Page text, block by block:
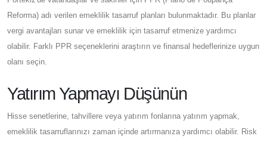
Reforma) adı verilen emeklilik tasarruf planları bulunmaktadır. Bu planlar
vergi avantajları sunar ve emeklilik için tasarruf etmenize yardımcı
olabilir. Farklı PPR seçeneklerini araştırın ve finansal hedeflerinize uygun
olanı seçin.
Yatırım Yapmayı Düşünün
Hisse senetlerine, tahvillere veya yatırım fonlarına yatırım yapmak,
emeklilik tasarruflarınızı zaman içinde artırmanıza yardımcı olabilir. Risk